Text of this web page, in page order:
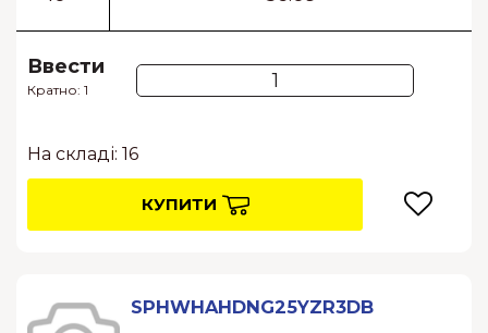
Ввести
Кратно: 1
На складі: 16
КУПИТИ
SPHWHAHDNG25YZR3DB